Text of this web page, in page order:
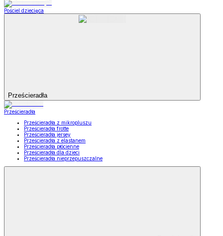
Pościel dziecięca
Prześcieradła
Prześcieradła
Prześcieradła z mikropluszu
Prześcieradła frotte
Prześcieradła jersey
Prześcieradła z elastanem
Prześcieradła płócienne
Prześcieradła dla dzieci
Prześcieradła nieprzepuszczalne